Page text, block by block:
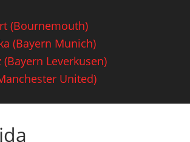
(Bournemouth)
(Bayern Munich)
Leverkusen)
United)